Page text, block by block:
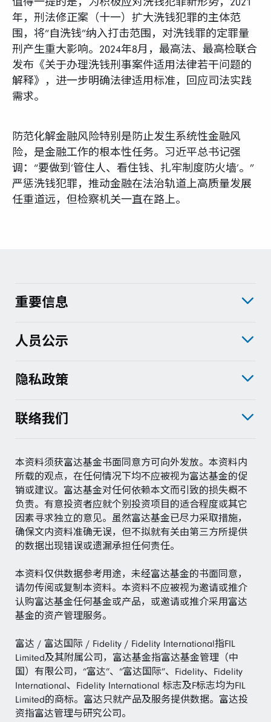
年，刑法修正案（十一）扩大洗钱犯罪的主体范
围，将“自洗钱”纳入打击范围，对洗钱罪的定罪量
刑产生重大影响。2024年8月，最高法、最高检联合
发布《关于办理洗钱刑事案件适用法律若干问题的
解释》，进一步明确法律适用标准，回应司法实践
需求。
防范化解金融风险特别是防止发生系统性金融风
险，是金融工作的根本性任务。习近平总书记强
调：“要做到‘管住人、看住钱、扎牢制度防火墙’。”
严惩洗钱犯罪，推动金融在法治轨道上高质量发展
任重道远，但检察机关一直在路上。
重要信息
人员公示
隐私政策
联络我们
本资料须获富达基金书面同意方可向外发放。本资料内
所载的观点，在任何情况下均不应被视为富达基金的促
销或建议。富达基金对任何依赖本文而引致的损失概不
负责。有意投资者应就个别投资项目的适合程度或其它
因素寻求独立的意见。虽然富达基金已尽力采取措施，
确保文内资料准确无误，但不拟就有关由第三方所提供
的数据出现错误或遗漏承担任何责任。
本资料仅供数据参考用途，未经富达基金的书面同意，
请勿传阅或复制本资料。本资料不应被视为邀请或推介
认购富达基金任何基金或产品，或邀请或推介采用富达
基金的资产管理服务。
富达 / 富达国际 / Fidelity / Fidelity International指FIL
Limited及其附属公司，富达基金指富达基金管理（中
国）有限公司，“富达”、“富达国际”、Fidelity、Fidelity
International、Fidelity International 标志及F标志均为FIL
Limited的商标。富达只就产品及服务提供数据。富达投
资指富达管理与研究公司。